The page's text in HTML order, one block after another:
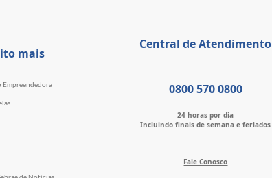
mais
Empreendedora
Central de Atendimento
0800 570 0800
24 horas por dia
Incluindo finais de semana e feriados
Fale Conosco